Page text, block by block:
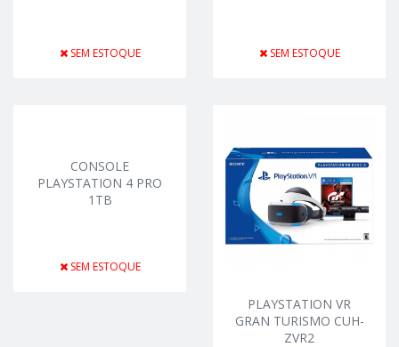
SEM ESTOQUE SEM ESTOQUE
CONSOLE
PLAYSTATION 4 PRO
1TB
SEM ESTOQUE
PLAYSTATION VR
GRAN TURISMO CUH-
ZVR2